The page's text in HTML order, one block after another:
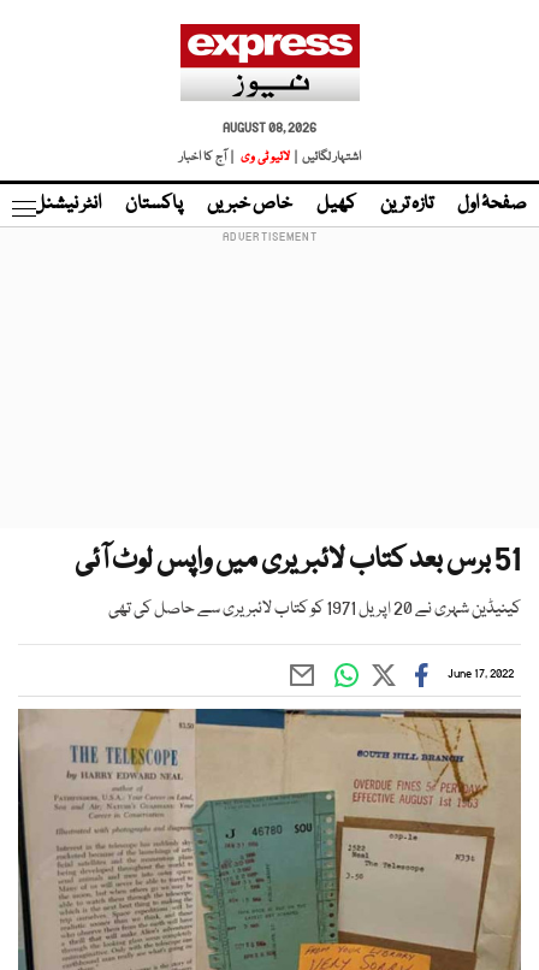
AUGUST 08, 2026
اشتہار لگائیں |
لائیو ٹی وی | آج کا اخبار
صفحۂ اول تازہ ترین کھیل خاص خبریں پاکستان انٹر نیشنل
51 برس بعد کتاب لائبریری میں واپس لوٹ آئی
کینیڈین شہری نے 20 اپریل 1971 کو کتاب لائبریری سے حاصل کی تھی
June 17, 2022